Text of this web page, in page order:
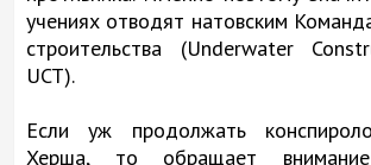
учениях отводят натовским
строительства (Underwater
UCT).
Если уж продолжать
Херша, то обращает